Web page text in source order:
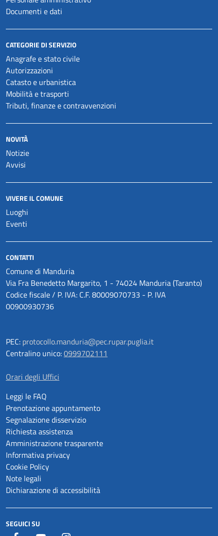
Documenti e dati
CATEGORIE DI SERVIZIO
Anagrafe e stato civile
Autorizzazioni
Catasto e urbanistica
Mobilità e trasporti
Tributi, finanze e contravvenzioni
NOVITÀ
Notizie
Avvisi
VIVERE IL COMUNE
Luoghi
Eventi
CONTATTI
Comune di Manduria
Via Fra Benedetto Margarito, 1 - 74024 Manduria (Taranto)
Codice fiscale / P. IVA: C.F. 80009070733 - P. IVA
00900930736
PEC: protocollo.manduria@pec.rupar.puglia.it
Centralino unico:0999702111
Orari degli Uffici
Leggi le FAQ
Prenotazione appuntamento
Segnalazione disservizio
Richiesta assistenza
Amministrazione trasparente
Informativa privacy
Cookie Policy
Note legali
Dichiarazione di accessibilità
SEGUICI SU